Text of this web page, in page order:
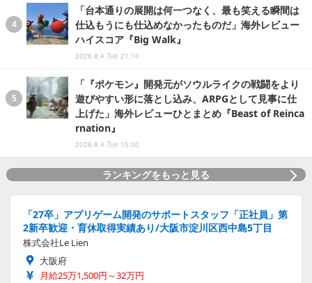
「台本通りの展開は何一つなく、最も笑える瞬間は
仕込もうにも仕込めなかったものだ」海外レビュー
ハイスコア『Big Walk』
2026.8.4 Tue 21:10
「『ポケモン』開発元がソウルライクの戦闘をより
遊びやすい形に落とし込み、ARPGとして見事に仕
上げた」海外レビューひとまとめ『Beast of Reinca
rnation』
2026.8.4 Tue 15:00
ランキングをもっと見る
「27卒」アプリゲーム開発のサポートスタッフ「正社員」第
2新卒歓迎・育休取得実績あり/大阪市淀川区西中島5丁目
株式会社Le Lien
大阪府
月給25万1,500円～32万円